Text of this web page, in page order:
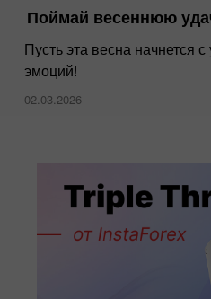
Поймай весеннюю
Пусть эта весна начнется
эмоций!
02.03.2026